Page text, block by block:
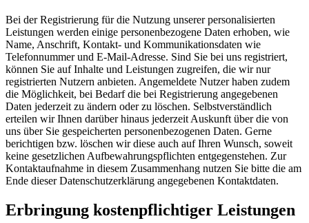
Bei der Registrierung für die Nutzung unserer personalisierten
Leistungen werden einige personenbezogene Daten erhoben, wie
Name, Anschrift, Kontakt- und Kommunikationsdaten wie
Telefonnummer und E-Mail-Adresse. Sind Sie bei uns registriert,
können Sie auf Inhalte und Leistungen zugreifen, die wir nur
registrierten Nutzern anbieten. Angemeldete Nutzer haben zudem
die Möglichkeit, bei Bedarf die bei Registrierung angegebenen
Daten jederzeit zu ändern oder zu löschen. Selbstverständlich
erteilen wir Ihnen darüber hinaus jederzeit Auskunft über die von
uns über Sie gespeicherten personenbezogenen Daten. Gerne
berichtigen bzw. löschen wir diese auch auf Ihren Wunsch, soweit
keine gesetzlichen Aufbewahrungspflichten entgegenstehen. Zur
Kontaktaufnahme in diesem Zusammenhang nutzen Sie bitte die am
Ende dieser Datenschutzerklärung angegebenen Kontaktdaten.
Erbringung kostenpflichtiger Leistungen